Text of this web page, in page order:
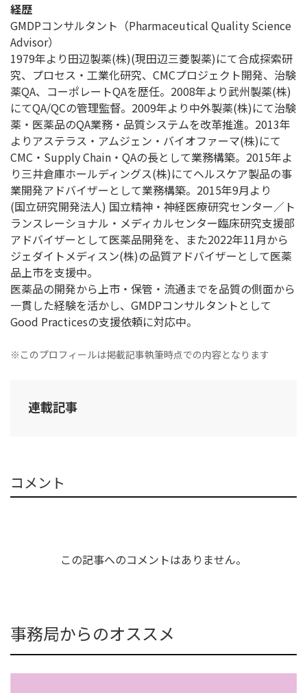
経歴
GMDPコンサルタント（Pharmaceutical Quality Science
Advisor）
1979年より田辺製薬(株)(現田辺三菱製薬)にて合成探索研
究、プロセス・工業化研究、CMCプロジェクト開発、治験
薬QA、コーポレートQAを歴任。2008年より武州製薬(株)
にてQA/QCの管理監督。2009年より中外製薬(株)にて治験
薬・医薬品のQA業務・品質システムを改革推進。2013年
よりアステラス・アムジェン・バイオファーマ(株)にて
CMC・Supply Chain・QAの長として業務構築。2015年よ
り三井倉庫ホールディングス(株)にてヘルスケア製品の事
業開発アドバイザーとして業務構築。2015年9月より
(国立研究開発法人) 国立精神・神経医療研究センター／ト
ランスレーショナル・メディカルセンター臨床研究支援部
アドバイザーとして医薬品開発を、また2022年11月から
ジェダイトメディスン(株)の品質アドバイザーとして医薬
品上市を支援中。
医薬品の開発から上市・保管・流通までを品質の側面から
一貫した経験を活かし、GMDPコンサルタントとして
Good Practicesの支援依頼に対応中。
※このプロフィールは掲載記事執筆時点での内容となります
連載記事
コメント
この記事へのコメントはありません。
事務局からのオススメ